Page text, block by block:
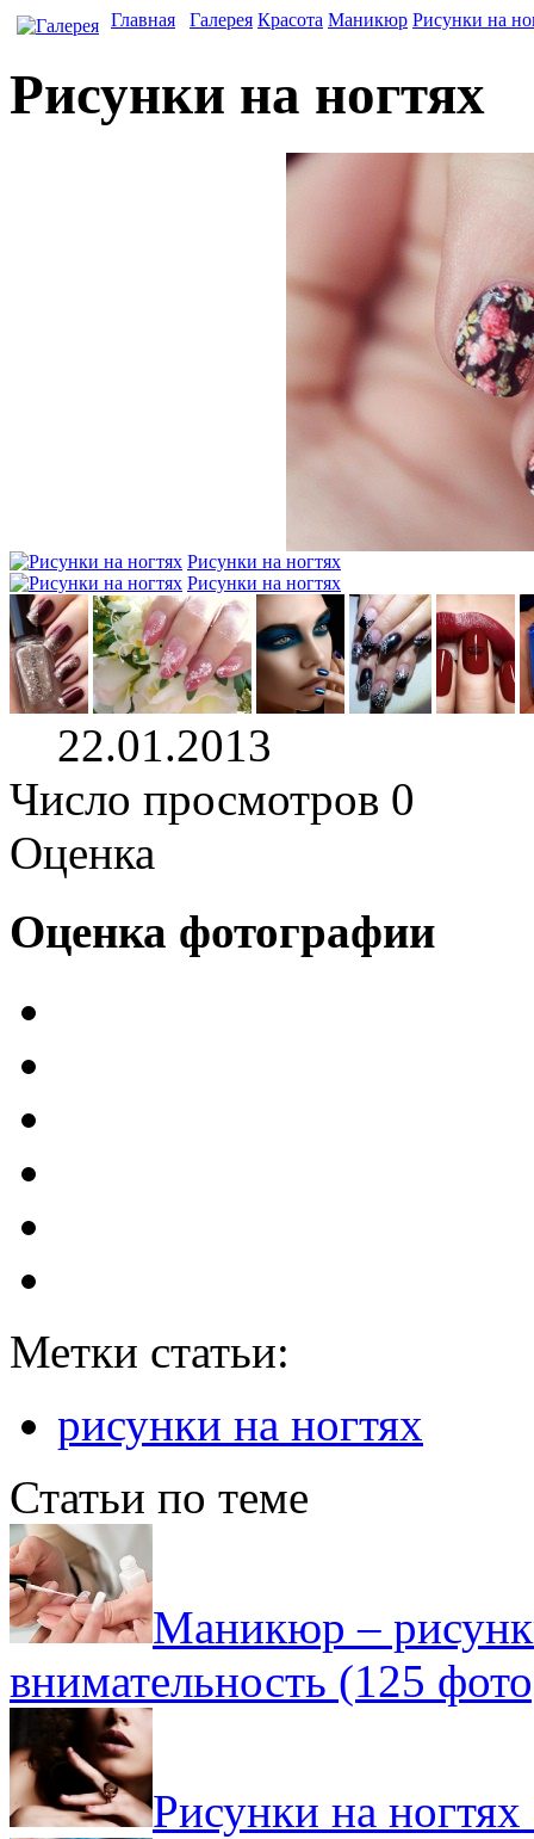
Главная Галерея Красота Маникюр Рисунки на
Рисунки на ногтях
Рисунки на ногтях
Рисунки на ногтях
22.01.2013
Число просмотров 0
Оценка
Оценка фотографии
Метки статьи:
рисунки на ногтях
Статьи по теме
Маникюр –
внимательность (125
Рисунки на